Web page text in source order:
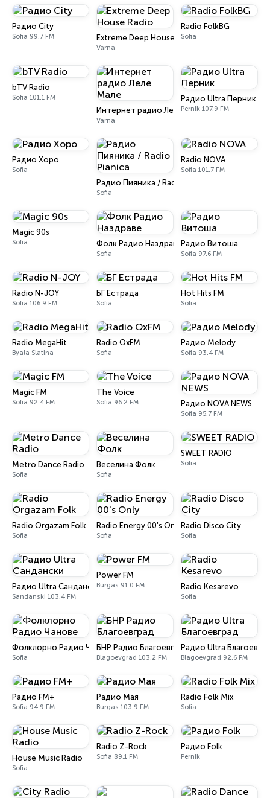
Радио City
Sofia 99.7 FM Extreme Deep House Radio
Varna
Radio FolkBG
Sofia
bTV Radio
Sofia 101.1 FM
Интернет радио Леле Мале
Varna
Радио Ultra Перник
Pernik 107.9 FM
Радио Хоро
Sofia
Радио Пияника / Radio Pianica
Sofia
Radio NOVA
Sofia 101.7 FM
Magic 90s
Sofia Фолк Радио Наздраве
Sofia
Радио Витоша
Sofia 97.6 FM
Radio N-JOY
Sofia 106.9 FM
БГ Естрада
Sofia
Hot Hits FM
Sofia
Radio MegaHit
Byala Slatina
Radio OxFM
Sofia
Радио Melody
Sofia 93.4 FM
Magic FM
Sofia 92.4 FM
The Voice
Sofia 96.2 FM Радио NOVA NEWS
Sofia 95.7 FM
Metro Dance Radio
Sofia
Веселина Фолк
Sofia
SWEET RADIO
Sofia
Radio Orgazam Folk
Sofia
Radio Energy 00's Only
Sofia
Radio Disco City
Sofia
Радио Ultra Сандански
Sandanski 103.4 FM
Power FM
Burgas 91.0 FM Radio Kesarevo
Sofia
Фолклорно Радио Чанове
Sofia
БНР Радио Благоевград
Blagoevgrad 103.2 FM
Радио Ultra
Blagoevgrad 92.6 FM
Радио FM+
Sofia 94.9 FM
Радио Мая
Burgas 103.9 FM
Radio Folk Mix
Sofia
House Music Radio
Sofia
Radio Z-Rock
Sofia 89.1 FM
Радио Folk
Pernik